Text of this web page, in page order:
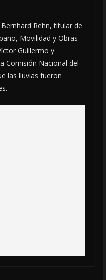
Rehn, titular de
Movilidad y Obras
Guillermo y
Comisión Nacional del
las lluvias fueron